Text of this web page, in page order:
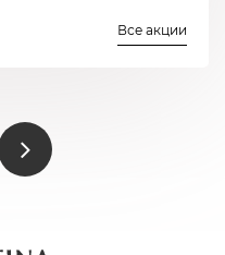
Все акции